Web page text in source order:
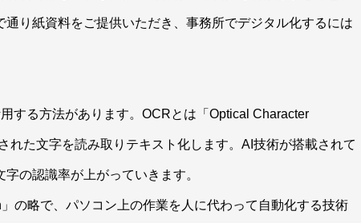
り紙資料をご提供いただき、事務所でデジタル化するには
する方法があります。OCRとは「Optical Character
れた文字を読み取りテキスト化します。AI技術が搭載されて
の認識率が上がっていきます。
の略で、パソコン上の作業を人に代わって自動化する技術